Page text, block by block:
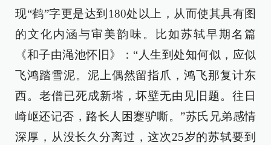
现“鹤”字更是达到180处以上，从而使其具有图
的文化内涵与审美韵味。比如苏轼早期名篇
《和子由渑池怀旧》：“人生到处知何似，应似
飞鸿踏雪泥。泥上偶然留指爪，鸿飞那复计东
西。老僧已死成新塔，坏壁无由见旧题。往日
崎岖还记否，路长人困蹇驴嘶。”苏氏兄弟感情
深厚，从没长久分离过，这次25岁的苏轼要到